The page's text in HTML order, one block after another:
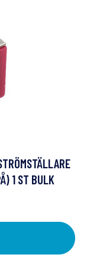
1 ST BULK